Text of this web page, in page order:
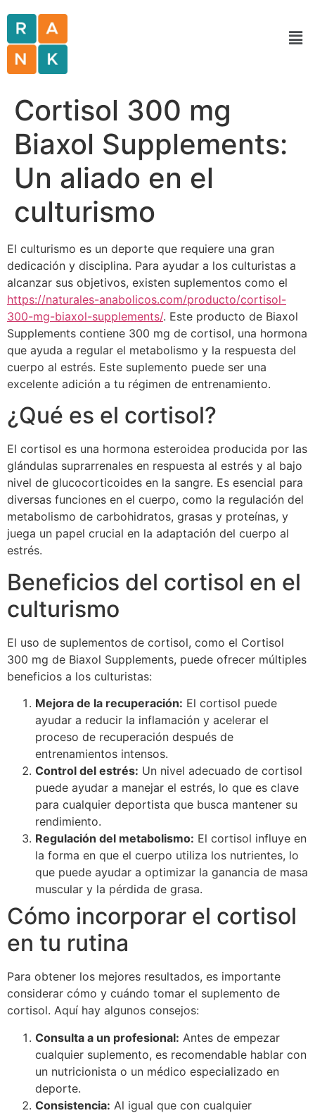
Cortisol 300 mg
Biaxol Supplements:
Un aliado en el
culturismo
El culturismo es un deporte que requiere una gran
dedicación y disciplina. Para ayudar a los culturistas a
alcanzar sus objetivos, existen suplementos como el
https://naturales-anabolicos.com/producto/cortisol-
300-mg-biaxol-supplements/. Este producto de Biaxol
Supplements contiene 300 mg de cortisol, una hormona
que ayuda a regular el metabolismo y la respuesta del
cuerpo al estrés. Este suplemento puede ser una
excelente adición a tu régimen de entrenamiento.
¿Qué es el cortisol?
El cortisol es una hormona esteroidea producida por las
glándulas suprarrenales en respuesta al estrés y al bajo
nivel de glucocorticoides en la sangre. Es esencial para
diversas funciones en el cuerpo, como la regulación del
metabolismo de carbohidratos, grasas y proteínas, y
juega un papel crucial en la adaptación del cuerpo al
estrés.
Beneficios del cortisol en el
culturismo
El uso de suplementos de cortisol, como el Cortisol
300 mg de Biaxol Supplements, puede ofrecer múltiples
beneficios a los culturistas:
Mejora de la recuperación: El cortisol puede
ayudar a reducir la inflamación y acelerar el
proceso de recuperación después de
entrenamientos intensos.
Control del estrés: Un nivel adecuado de cortisol
puede ayudar a manejar el estrés, lo que es clave
para cualquier deportista que busca mantener su
rendimiento.
Regulación del metabolismo: El cortisol influye en
la forma en que el cuerpo utiliza los nutrientes, lo
que puede ayudar a optimizar la ganancia de masa
muscular y la pérdida de grasa.
Cómo incorporar el cortisol
en tu rutina
Para obtener los mejores resultados, es importante
considerar cómo y cuándo tomar el suplemento de
cortisol. Aquí hay algunos consejos:
Consulta a un profesional: Antes de empezar
cualquier suplemento, es recomendable hablar con
un nutricionista o un médico especializado en
deporte.
Consistencia: Al igual que con cualquier